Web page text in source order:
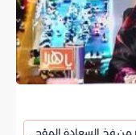
استراتيجيات تعزيز الصحة النفسية: دليلك للتحرر من فخ السعادة المؤجلة